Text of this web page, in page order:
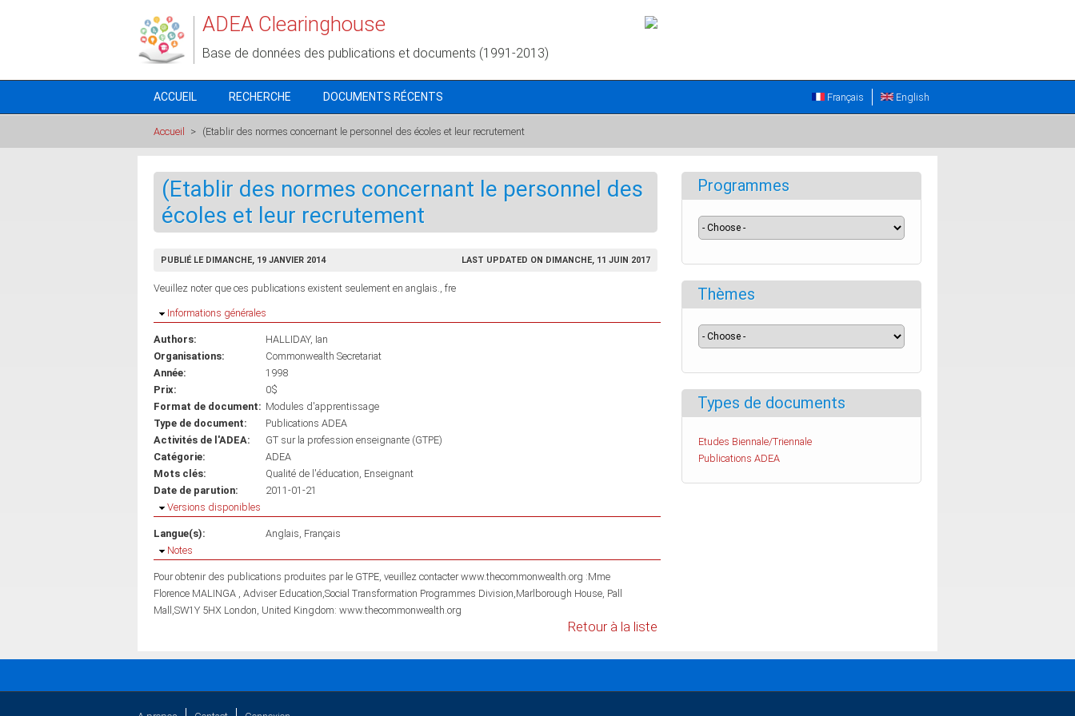
ADEA Clearinghouse
Base de données des publications et documents (1991-2013)
ACCUEIL RECHERCHE DOCUMENTS RÉCENTS English
Français
Accueil > (Etablir des normes concernant le personnel des écoles et leur recrutement
(Etablir des normes concernant le personnel des
écoles et leur recrutement
PUBLIÉ LE DIMANCHE, 19 JANVIER 2014 LAST UPDATED ON DIMANCHE, 11 JUIN 2017
Veuillez noter que ces publications existent seulement en anglais., fre
Masquer
Informations générales
Authors:
HALLIDAY, Ian
Organisations:
Commonwealth Secretariat
Année:
1998
Prix:
0$
Format de document: Modules d'apprentissage
Type de document:
Publications ADEA
Activités de l'ADEA:
GT sur la profession enseignante (GTPE)
Catégorie:
ADEA
Mots clés:
Qualité de l'éducation Enseignant
Date de parution:
2011-01-21
Masquer
Versions disponibles
Langue(s): Anglais Français
Masquer
Notes
Pour obtenir des publications produites par le GTPE, veuillez contacter www.thecommonwealth.org :Mme
Florence MALINGA , Adviser Education,Social Transformation Programmes Division,Marlborough House, Pall
Mall,SW1Y 5HX London, United Kingdom: www.thecommonwealth.org
Retour à la liste
Programmes
Thèmes
Types de documents
Etudes Biennale/Triennale
Publications ADEA